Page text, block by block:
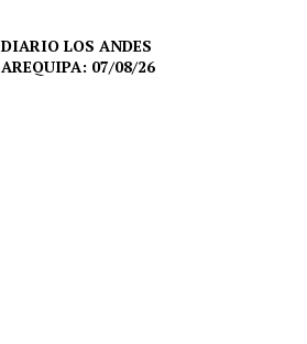
DIARIO LOS ANDES
AREQUIPA: 07/08/26